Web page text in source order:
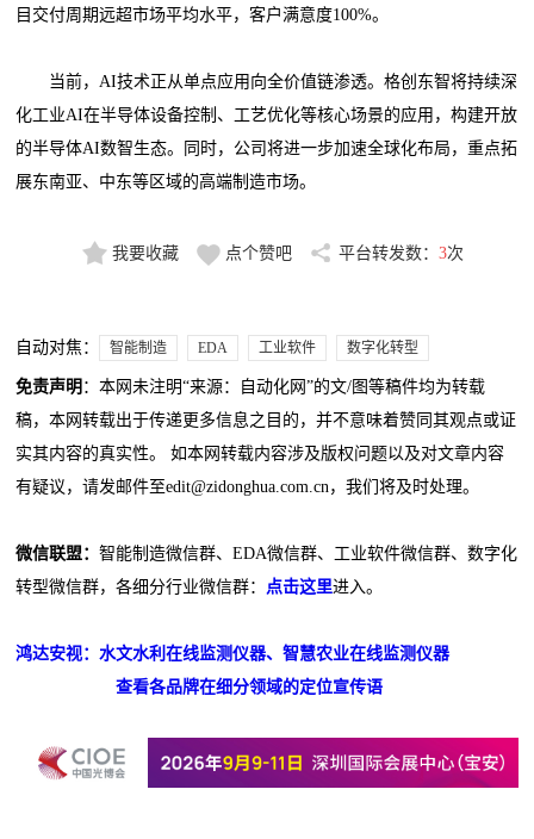
目交付周期远超市场平均水平，客户满意度100%。
当前，AI技术正从单点应用向全价值链渗透。格创东智将持续深
化工业AI在半导体设备控制、工艺优化等核心场景的应用，构建开放
的半导体AI数智生态。同时，公司将进一步加速全球化布局，重点拓
展东南亚、中东等区域的高端制造市场。
我要收藏 点个赞吧 平台转发数： 3次
自动对焦： 智能制造 EDA 工业软件 数字化转型
免责声明 ：本网未注明“来源：自动化网”的文/图等稿件均为转载
稿，本网转载出于传递更多信息之目的，并不意味着赞同其观点或证
实其内容的真实性。 如本网转载内容涉及版权问题以及对文章内容
有疑议，请发邮件至edit@zidonghua.com.cn，我们将及时处理。
微信联盟：智能制造微信群、EDA微信群、工业软件微信群、数字化
转型微信群，各细分行业微信群：
点击这里进入。
鸿达安视：水文水利在线监测仪器、智慧农业在线监测仪器
查看各品牌在细分领域的定位宣传语